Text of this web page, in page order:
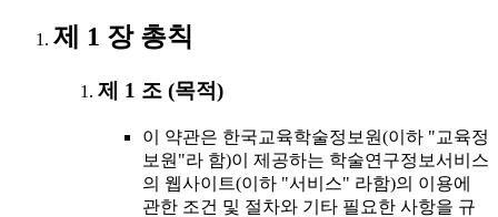
제 1 장 총칙
제 1 조 (목적)
이 약관은 한국교육학술정보원(이하 "교육정
보원"라 함)이 제공하는 학술연구정보서비스
의 웹사이트(이하 "서비스" 라함)의 이용에
관한 조건 및 절차와 기타 필요한 사항을 규